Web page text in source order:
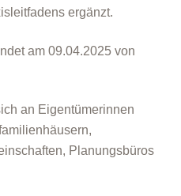
ergänzt.
am 09.04.2025 von
an Eigentümerinnen
Planungsbüros